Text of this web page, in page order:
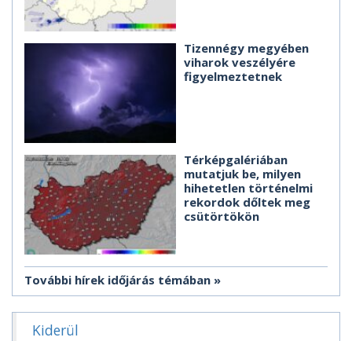
Tizennégy megyében
viharok veszélyére
figyelmeztetnek
Térképgalériában
mutatjuk be, milyen
hihetetlen történelmi
rekordok dőltek meg
csütörtökön
További hírek időjárás témában
Kiderül